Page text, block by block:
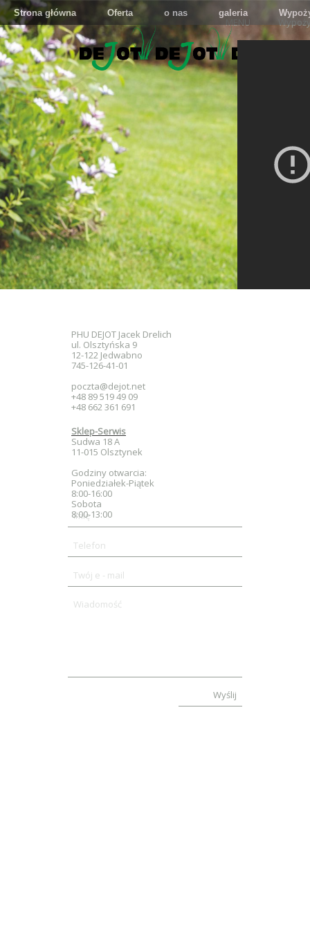
MENU
P
H
U
D
E
J
O
T
Strona główna Oferta o nas galeria
Wyślij
PHU DEJOT Jacek Drelich
ul. Olsztyńska 9
12-122 Jedwabno
745-126-41-01
poczta@dejot.net
+48 89 519 49 09
+48 662 361 691
Sklep-Serwis
Sudwa 18 A
11-015 Olsztynek
Godziny otwarcia:
Poniedziałek-Piątek
8:00-16:00
Sobota
8:00-13:00